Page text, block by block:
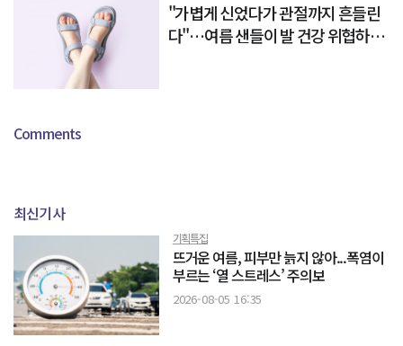
"가볍게 신었다가 관절까지 흔들린
다"…여름 샌들이 발 건강 위협하는
Comments
최신기사
기획특집
뜨거운 여름, 피부만 늙지 않아...폭염이
부르는 ‘열 스트레스’ 주의보
2026-08-05 16:35